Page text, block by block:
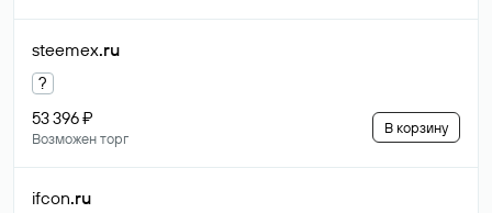
steemex.ru
?
53 396 ₽
Возможен торг
В корзину
ifcon.ru